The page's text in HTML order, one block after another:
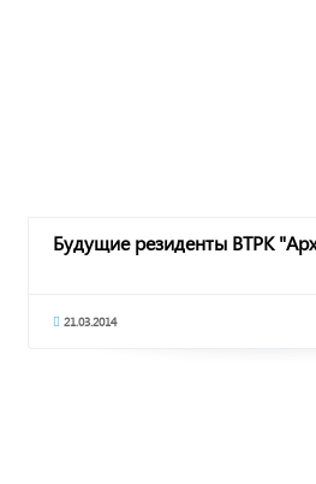
Будущие резиденты ВТРК
21.03.2014